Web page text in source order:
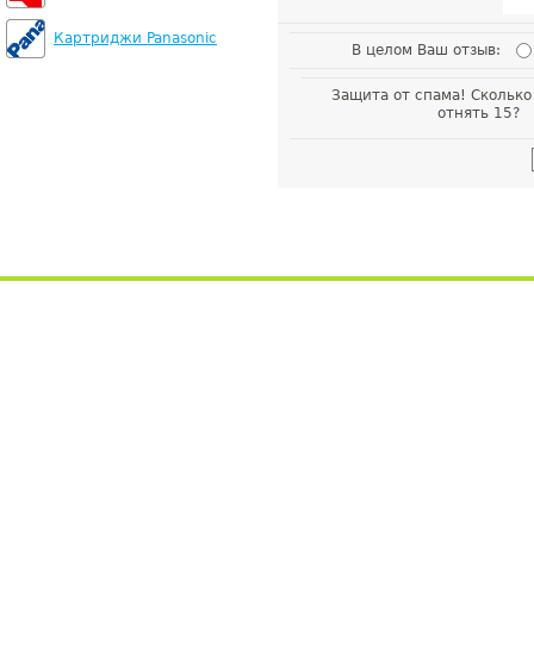
Картриджи Panasonic
В целом Ваш отзыв:
Защита от спама!
отнять 15?